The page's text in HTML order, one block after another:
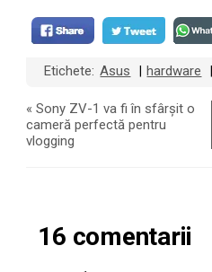
Etichete: Asus | hardware |
«Sony ZV-1 va fi în sfârșit o
cameră perfectă pentru
vlogging
16 comentarii